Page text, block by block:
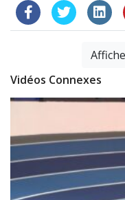
Vidéos Connexes